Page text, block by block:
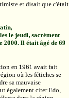
et disait que c'était
le jeudi, sacrément
2000. Il était âgé de 69
en 1961 avait fait
où les fétiches se
sa mauvaise
également citer Edo,